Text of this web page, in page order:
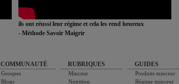
ils ont réussi leur régime et cela les rend heureux
- Méthode Savoir Maigrir
COMMUNAUTÉ
Groupes
Blogs
RUBRIQUES
Minceur
Nutrition
GUIDES
Produits minceur
Régime minceur